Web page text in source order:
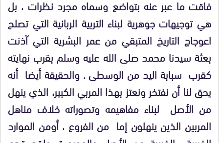
فاقت ما عبر عنه بتواضع وسماه مجرد نظرات ، بل
هي توجيهات جوهرية لبناء التربية الربانية التي تصلح
اعوجاج التاريخ المتبقي من عمر البشرية التي آذنت
بعثة سيدنا محمد صلى الله عليه وسلم بقرب نهايته
كقرب سبابة اليد من الوسطى . والحقيقة أيضا أنه
يحق لنا أن نفتخر ونعتز بهذا المربي الكبير، الذي ينهل
من الأصل لبناء مفاهيمه وتصوراته خلاف مناهل
المربين الذين ينهلون إما من الفروع ، أومن الموارد